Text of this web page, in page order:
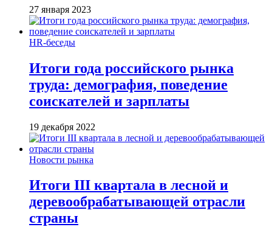
27 января 2023
HR-беседы
Итоги года российского рынка
труда: демография, поведение
соискателей и зарплаты
19 декабря 2022
Новости рынка
Итоги III квартала в лесной и
деревообрабатывающей отрасли
страны